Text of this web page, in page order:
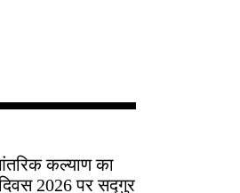
कल्याण का
दिवस 2026 पर सद्गुर